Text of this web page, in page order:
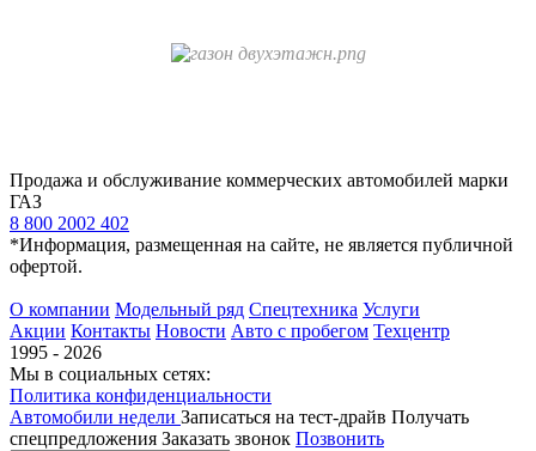
Продажа и обслуживание коммерческих автомобилей марки
ГАЗ
8 800 2002 402
*Информация, размещенная на сайте, не является публичной
офертой.
О компании Модельный ряд Спецтехника Услуги
Акции Контакты Новости Авто с пробегом Техцентр
1995 - 2026
Мы в социальных сетях:
Политика конфиденциальности
Автомобили недели Записаться на тест-драйв Получать
спецпредложения Заказать звонок Позвонить